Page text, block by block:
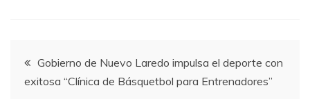
PostGobierno de Nuevo Laredo impulsa el deporte con
exitosa “Clínica de Básquetbol para Entrenadores”